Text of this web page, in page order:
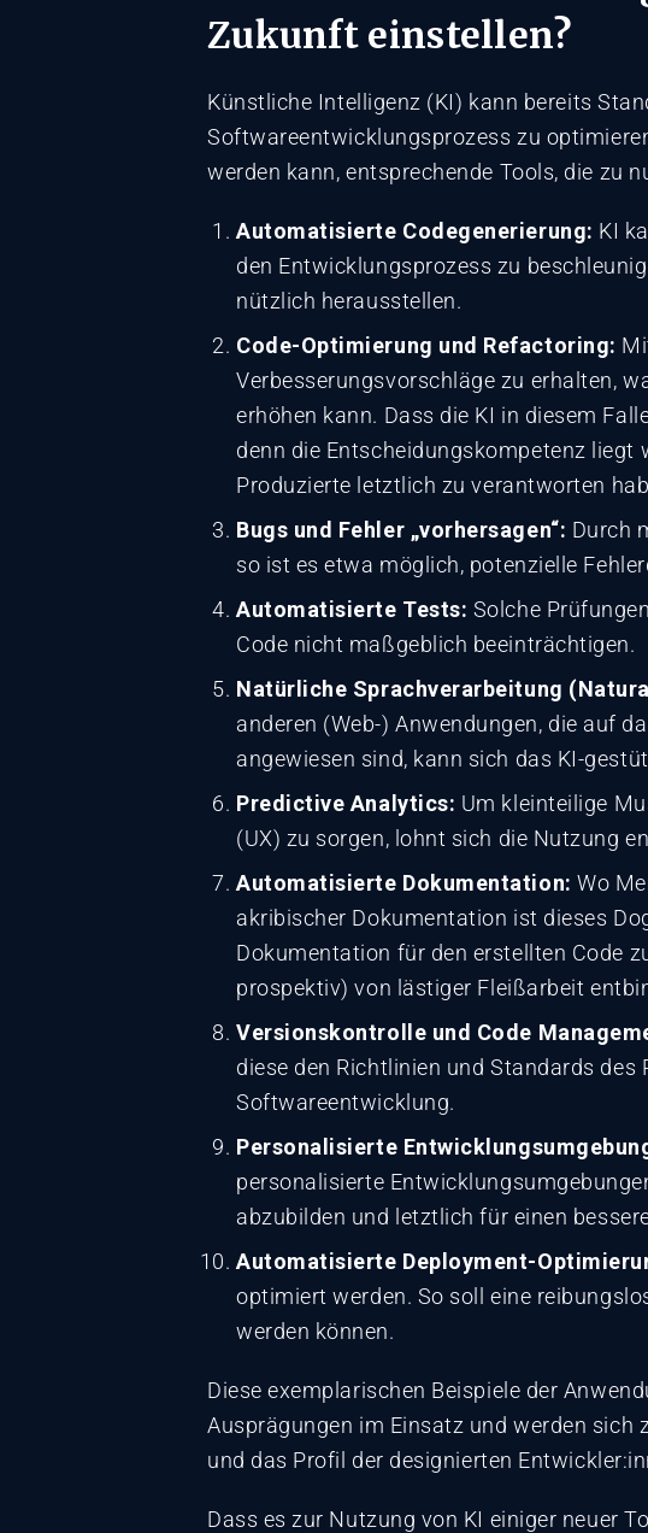
Zukunft einstellen?
Künstliche Intelligenz (KI) kann bereits
Softwareentwicklungsprozess zu
werden kann, entsprechende Tools, die zu
Automatisierte Codegenerierung: KI
den Entwicklungsprozess zu
nützlich herausstellen.
Code-Optimierung und Refactoring:
Verbesserungsvorschläge zu erhalten,
erhöhen kann. Dass die KI in diesem
denn die Entscheidungskompetenz liegt
Produzierte letztlich zu verantworten
Bugs und Fehler „vorhersagen“: Durch
so ist es etwa möglich, potenzielle
Automatisierte Tests: Solche
Code nicht maßgeblich beeinträchtigen.
Natürliche Sprachverarbeitung
anderen (Web-) Anwendungen, die auf
angewiesen sind, kann sich das KI-
Predictive Analytics: Um kleinteilige
(UX) zu sorgen, lohnt sich die Nutzung
Automatisierte Dokumentation: Wo
akribischer Dokumentation ist dieses
Dokumentation für den erstellten Code
prospektiv) von lästiger Fleißarbeit
Versionskontrolle und Code
diese den Richtlinien und Standards
Softwareentwicklung.
Personalisierte
personalisierte
abzubilden und letztlich für einen
Automatisierte Deployment-
optimiert werden. So soll eine
werden können.
Diese exemplarischen Beispiele der
Ausprägungen im Einsatz und werden
und das Profil der designierten
Dass es zur Nutzung von KI einiger neuer